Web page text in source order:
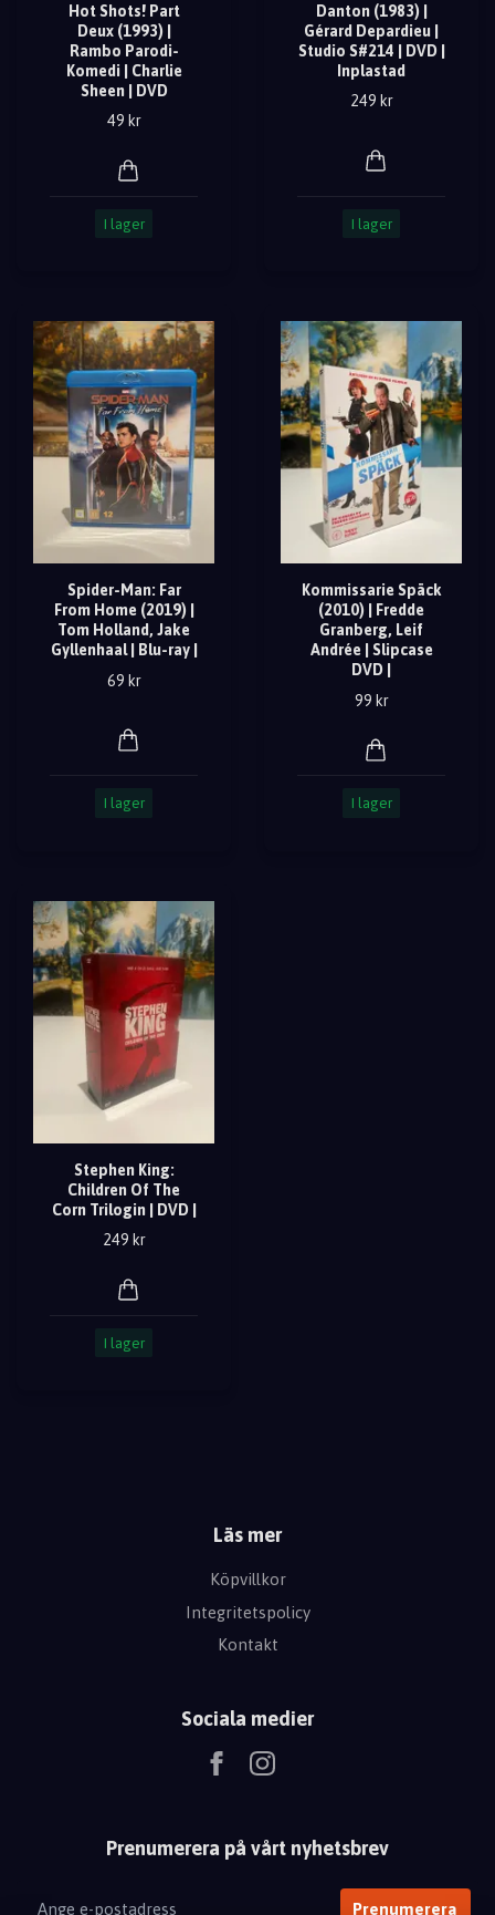
Hot Shots! Part
Deux (1993) |
Rambo Parodi-
Komedi | Charlie
Sheen | DVD
49 kr
I lager
Danton (1983) |
Gérard Depardieu |
Studio S#214 | DVD |
Inplastad
249 kr
I lager
Spider-Man: Far
From Home (2019) |
Tom Holland, Jake
Gyllenhaal | Blu-ray |
69 kr
I lager
Kommissarie Späck
(2010) | Fredde
Granberg, Leif
Andrée | Slipcase
DVD |
99 kr
I lager
Stephen King:
Children Of The
Corn Trilogin | DVD |
249 kr
I lager
Läs mer
Köpvillkor
Integritetspolicy
Kontakt
Sociala medier
Prenumerera på vårt nyhetsbrev
Prenumerera